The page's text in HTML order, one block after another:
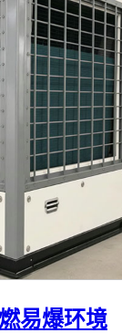
易爆环境